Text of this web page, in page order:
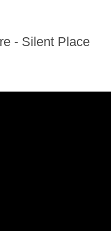
- Silent Place